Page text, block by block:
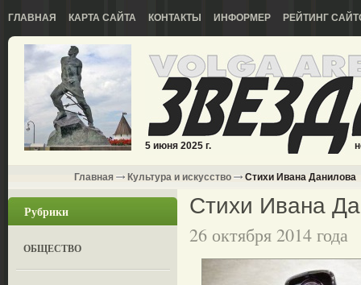
ГЛАВНАЯ КАРТА САЙТА КОНТАКТЫ ИНФОРМЕР РЕЙТИНГ
5 июня 2025 г.
Главная Культура и искусство Стихи Ивана Данилова
Рубрики
ОБЩЕСТВО
Стихи Ивана
26 октября 2014 года